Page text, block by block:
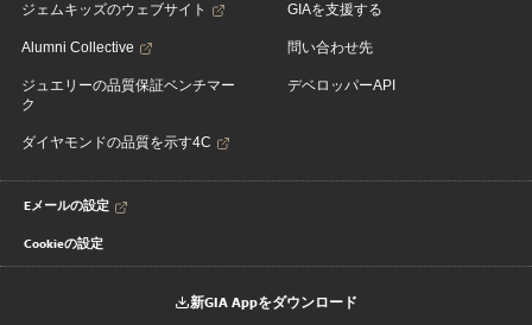
ジェムキッズのウェブサイト
Alumni Collective
ジュエリーの品質保証ベンチマー
ク
ダイヤモンドの品質を示す4C
GIAを支援する
問い合わせ先
デベロッパーAPI
Eメールの設定
Cookieの設定
新GIA Appをダウンロード